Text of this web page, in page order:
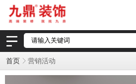
首页 营销活动